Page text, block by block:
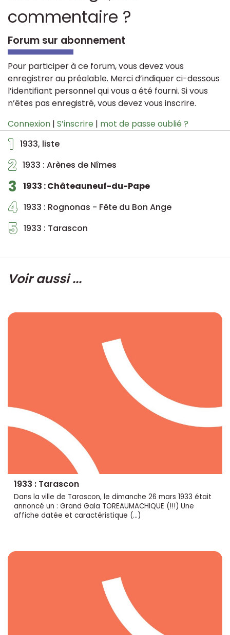
1 1933, liste
2 1933 : Arènes de Nîmes
3 1933 : Châteauneuf-du-Pape
4 1933 : Rognonas - Fête du Bon Ange
5 1933 : Tarascon
commentaire ?
Forum sur abonnement
Pour participer à ce forum, vous devez vous
enregistrer au préalable. Merci d’indiquer ci-dessous
l’identifiant personnel qui vous a été fourni. Si vous
n’êtes pas enregistré, vous devez vous inscrire.
Connexion | S’inscrire | mot de passe oublié ?
Voir aussi ...
1933 : Tarascon
Dans la ville de Tarascon, le dimanche 26 mars 1933 était
annoncé un : Grand Gala TOREAUMACHIQUE (!!!) Une
affiche datée et caractéristique (…)